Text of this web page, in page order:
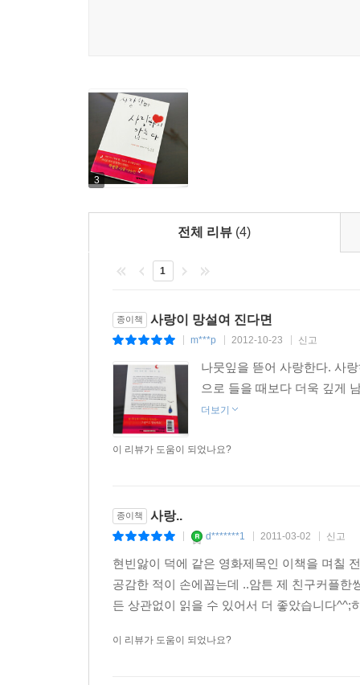
3
전체 리뷰 (4)
1
종이책 사랑이 망설여 진다면
m***p 2012-10-23 신고
나뭇잎을 뜯어 사랑한다. 사
으로 들을 때보다 더욱 깊게
더보기
이 리뷰가 도움이 되었나요?
종이책 사랑..
d*******1 2011-03-02 신고
현빈앓이 덕에 같은 영화제목인 이책을 며칠
공감한 적이 손에꼽는데 ..암튼 제 친구커플
든 상관없이 읽을 수 있어서 더 좋았습니다^^;
이 리뷰가 도움이 되었나요?